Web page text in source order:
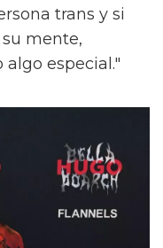
trans y si
mente,
especial."